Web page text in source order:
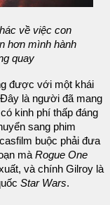
về việc con
hơn mình hành
quay
được với một khái
là người đã mang
có kinh phí thấp đáng
sang phim
buộc phải đưa
mà Rogue One
và chính Gilroy là
Star Wars.